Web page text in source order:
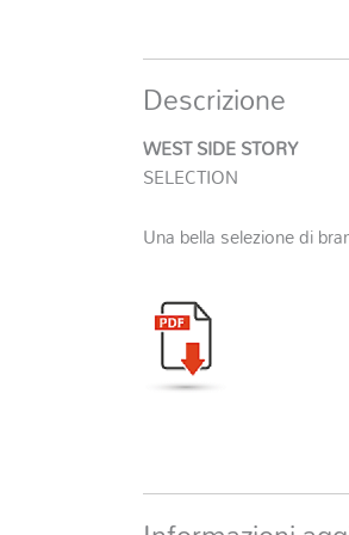
Descrizione
WEST SIDE STORY
SELECTION
Una bella selezione di